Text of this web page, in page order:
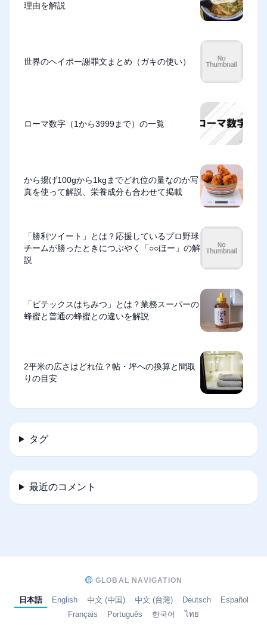
理由を解説
世界のヘイポー謝罪文まとめ（ガキの使い）
ローマ数字（1から3999まで）の一覧
から揚げ100gから1kgまでどれ位の量なのか写
真を使って解説、栄養成分も合わせて掲載
「勝利ツイート」とは？応援しているプロ野球
チームが勝ったときにつぶやく「○○ほー」の解
説
「ビテックスはちみつ」とは？業務スーパーの
蜂蜜と普通の蜂蜜との違いを解説
2平米の広さはどれ位？帖・坪への換算と間取
りの目安
タグ
最近のコメント
GLOBAL NAVIGATION
日本語 English 中文 (中国) 中文 (台灣) Deutsch
Español
Français
Português 한국어 ไทย